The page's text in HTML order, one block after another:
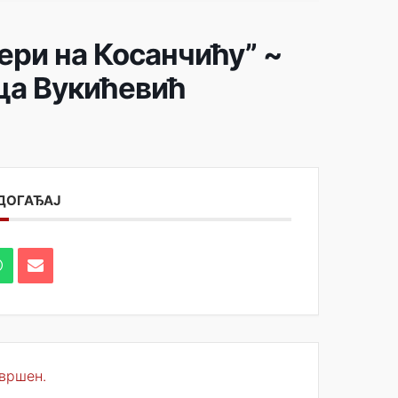
на Косанчићу” ~
Вукићевић